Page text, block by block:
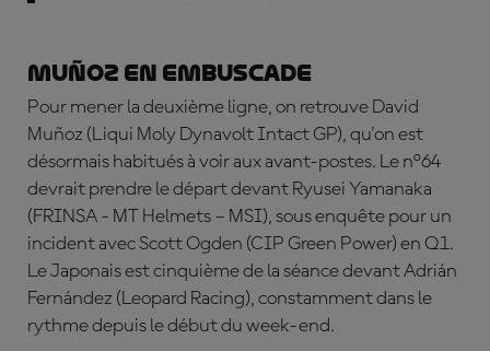
Muñoz en embuscade
Pour mener la deuxième ligne, on retrouve David
Muñoz (Liqui Moly Dynavolt Intact GP), qu'on est
désormais habitués à voir aux avant-postes. Le n°64
devrait prendre le départ devant Ryusei Yamanaka
(FRINSA - MT Helmets – MSI), sous enquête pour un
incident avecScott Ogden (CIP Green Power) en Q1.
Le Japonais est cinquième de la séance devantAdrián
Fernández (Leopard Racing), constamment dans le
rythme depuis le début du week-end.